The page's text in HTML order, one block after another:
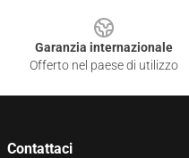
Garanzia internazionale
Offerto nel paese di utilizzo
Contattaci